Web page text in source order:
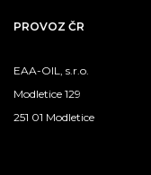
PROVOZ ČR
EAA-OIL, s.r.o.
Modletice 129
251 01 Modletice